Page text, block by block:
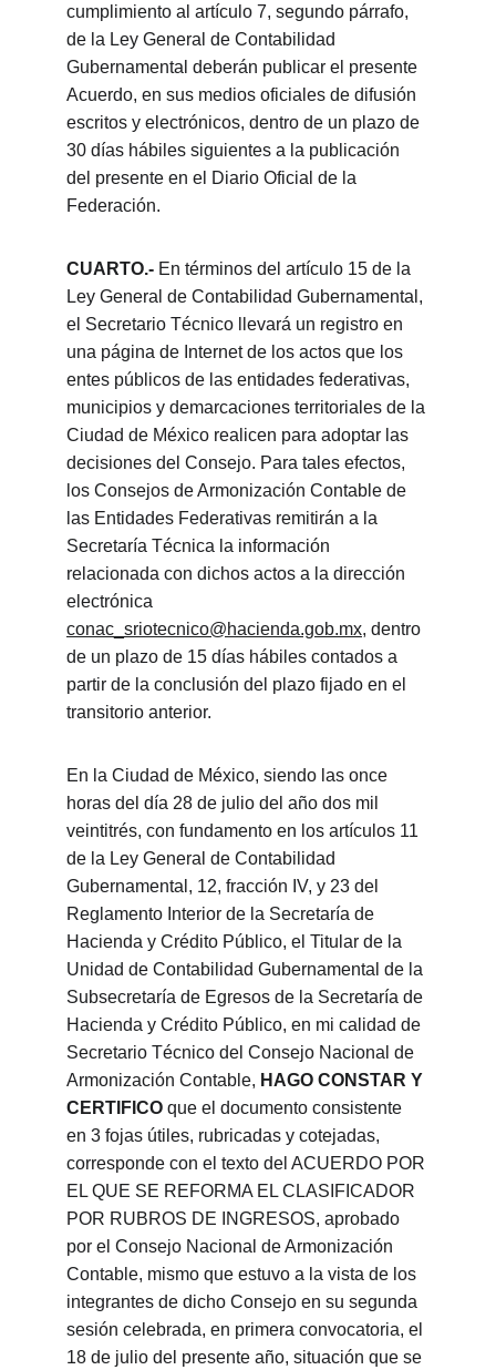
cumplimiento al artículo 7, segundo párrafo,
de la Ley General de Contabilidad
Gubernamental deberán publicar el presente
Acuerdo, en sus medios oficiales de difusión
escritos y electrónicos, dentro de un plazo de
30 días hábiles siguientes a la publicación
del presente en el Diario Oficial de la
Federación.
CUARTO.- En términos del artículo 15 de la
Ley General de Contabilidad Gubernamental,
el Secretario Técnico llevará un registro en
una página de Internet de los actos que los
entes públicos de las entidades federativas,
municipios y demarcaciones territoriales de la
Ciudad de México realicen para adoptar las
decisiones del Consejo. Para tales efectos,
los Consejos de Armonización Contable de
las Entidades Federativas remitirán a la
Secretaría Técnica la información
relacionada con dichos actos a la dirección
electrónica
conac_sriotecnico@hacienda.gob.mx, dentro
de un plazo de 15 días hábiles contados a
partir de la conclusión del plazo fijado en el
transitorio anterior.
En la Ciudad de México, siendo las once
horas del día 28 de julio del año dos mil
veintitrés, con fundamento en los artículos 11
de la Ley General de Contabilidad
Gubernamental, 12, fracción IV, y 23 del
Reglamento Interior de la Secretaría de
Hacienda y Crédito Público, el Titular de la
Unidad de Contabilidad Gubernamental de la
Subsecretaría de Egresos de la Secretaría de
Hacienda y Crédito Público, en mi calidad de
Secretario Técnico del Consejo Nacional de
Armonización Contable, HAGO CONSTAR Y
CERTIFICO que el documento consistente
en 3 fojas útiles, rubricadas y cotejadas,
corresponde con el texto del ACUERDO POR
EL QUE SE REFORMA EL CLASIFICADOR
POR RUBROS DE INGRESOS, aprobado
por el Consejo Nacional de Armonización
Contable, mismo que estuvo a la vista de los
integrantes de dicho Consejo en su segunda
sesión celebrada, en primera convocatoria, el
18 de julio del presente año, situación que se